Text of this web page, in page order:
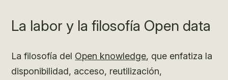
La labor y la filosofía Open data
La filosofía del Open knowledge, que enfatiza la
disponibilidad, acceso, reutilización,